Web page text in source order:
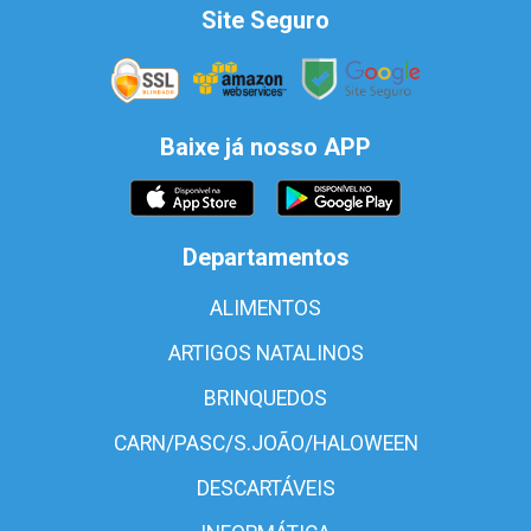
Site Seguro
Baixe já nosso APP
Departamentos
ALIMENTOS
ARTIGOS NATALINOS
BRINQUEDOS
CARN/PASC/S.JOÃO/HALOWEEN
DESCARTÁVEIS